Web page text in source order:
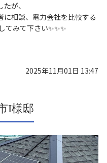
が、
に相談、電力会社を比較する
てみて下さい✨✨✨
2025年11月01日 13:47
I様邸